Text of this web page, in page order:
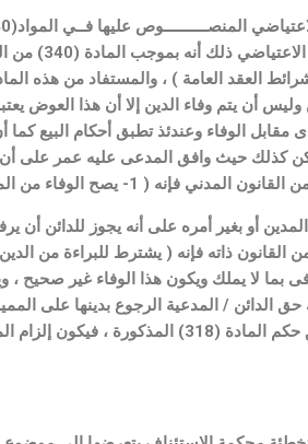
تنطبق على
العقد العامة ) ، والمستفاد من هذه
أن يتم وفاء الدين إلا أن هذا العوض
الوفاء وعندئذ تطبق أحكام البيع كما
كذلك حيث وافق المدعى عليه عمر على أن
أو بغير أمره على أنه يجوز للدائن أن
اعتـــــــــــراضه) ، وبموجب المادة (318) من القانون
بما لا يملك ويكون هذا الوفاء غير صحيح
الدائن / المدعية الرجوع بدينها على
المدعى عليه الثاني لم يكن مالكاً لما وفى به